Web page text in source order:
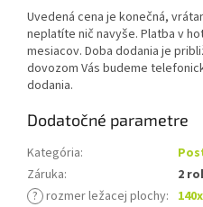
Uvedená cena je konečná,
neplatíte nič navyše. Platba v
mesiacov. Doba dodania je
dovozom Vás budeme
dodania.
Dodatočné parametre
Kategória:
Záruka:
2
? rozmer ležacej plochy: